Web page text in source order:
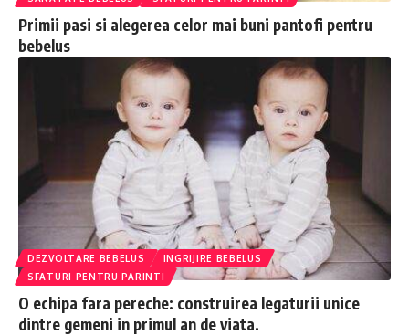
Primii pasi si alegerea celor mai buni pantofi pentru
bebelus
DEZVOLTARE BEBELUS
INGRIJIRE BEBELUS
SFATURI PENTRU PARINTI
O echipa fara pereche: construirea legaturii unice
dintre gemeni in primul an de viata.